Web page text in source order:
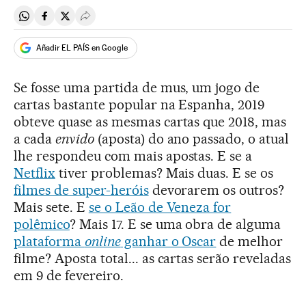
Compartir en Whatsapp
Compartir en Facebook
Compartir en Twitter
Desplegar Redes Sociales
Añadir EL PAÍS en Google
Se fosse uma partida de mus, um jogo de
cartas bastante popular na Espanha, 2019
obteve quase as mesmas cartas que 2018, mas
a cada envido(aposta) do ano passado, o atual
lhe respondeu com mais apostas. E se a
Netflixtiver problemas? Mais duas. E se os
filmes de super-heróisdevorarem os outros?
Mais sete. E se o Leão de Veneza for
polêmico? Mais 17. E se uma obra de alguma
plataforma onlineganhar o Oscar de melhor
filme? Aposta total... as cartas serão reveladas
em 9 de fevereiro.